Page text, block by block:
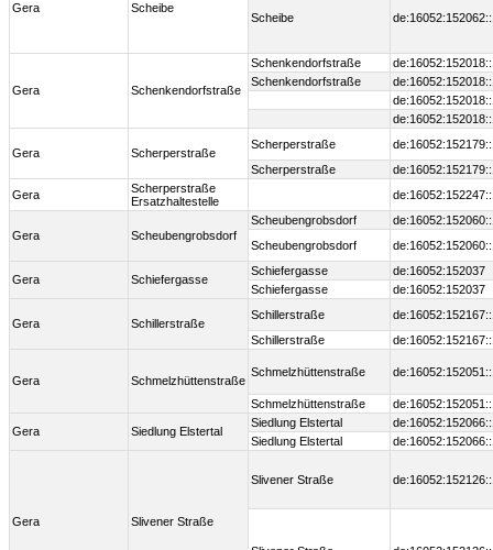
Gera Scheibe
Scheibe
Gera Schenkendorfstraße
Schenkendorfstraße
Schenkendorfstraße
Gera Scherperstraße
Scherperstraße
Scherperstraße
Gera
Scherperstraße
Ersatzhaltestelle
Gera Scheubengrobsdorf
Scheubengrobsdorf
Scheubengrobsdorf
Gera Schiefergasse
Schiefergasse
de:16052:152037
Schiefergasse
de:16052:152037
Gera Schillerstraße
Schillerstraße
Schillerstraße
Gera Schmelzhüttenstraße
Schmelzhüttenstraße
Schmelzhüttenstraße
Gera Siedlung Elstertal
Siedlung Elstertal
Siedlung Elstertal
Gera Slivener Straße
Slivener Straße